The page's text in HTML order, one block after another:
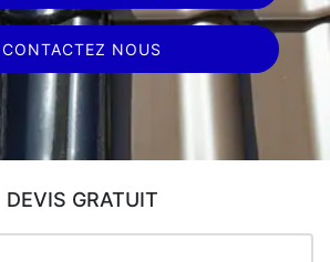
CONTACTEZ NOUS
DEVIS GRATUIT